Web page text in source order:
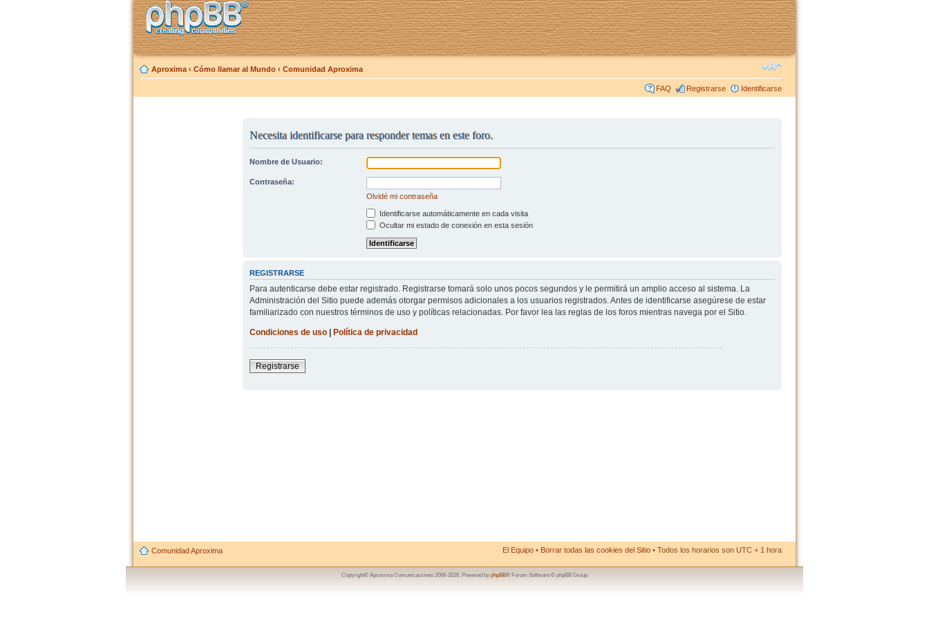
Aproxima ‹ Cómo llamar al Mundo ‹ Comunidad Aproxima
FAQ Registrarse Identificarse
Necesita identificarse para responder temas en este foro.
Nombre de Usuario:
Contraseña:
Olvidé mi contraseña
Identificarse automáticamente en cada visita
Ocultar mi estado de conexión en esta sesión
REGISTRARSE
Para autenticarse debe estar registrado. Registrarse tomará solo unos pocos segundos y le permitirá un amplio acceso al sistema. La
Administración del Sitio puede además otorgar permisos adicionales a los usuarios registrados. Antes de identificarse asegúrese de estar
familiarizado con nuestros términos de uso y políticas relacionadas. Por favor lea las reglas de los foros mientras navega por el Sitio.
Condiciones de uso| Política de privacidad
Registrarse
Comunidad Aproxima El Equipo • Borrar todas las cookies del Sitio • Todos los horarios son UTC + 1 hora
Copyright© Aproxima Comunicaciones 2006-2026. Powered by phpBB® Forum Software © phpBB Group